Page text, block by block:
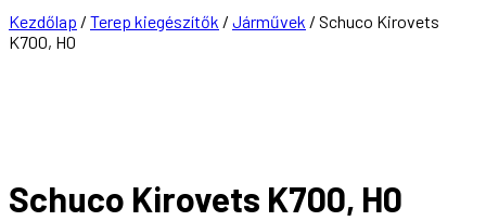
Kezdőlap / Terep kiegészítők / Járművek / Schuco Kirovets
K700, H0
Schuco Kirovets K700, H0